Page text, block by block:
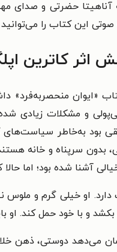
آناهیتا حضرتی و
این کتاب را
اثر کاترین
«ایوان
و مشکلات زیادی
بود به‌خاطر
سرپناه و خانه
آشنا شده بود؛ اما
او خیلی گرم و
و با خود حمل کند. او
می‌دهد دوستی، ذهن